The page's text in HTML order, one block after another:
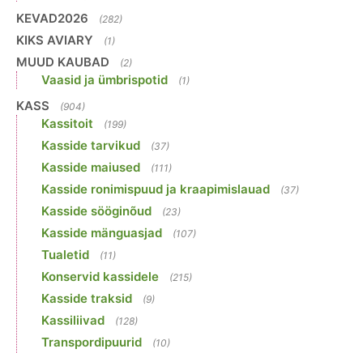
KEVAD2026 (282)
KIKS AVIARY (1)
MUUD KAUBAD (2)
Vaasid ja ümbrispotid (1)
KASS (904)
Kassitoit (199)
Kasside tarvikud (37)
Kasside maiused (111)
Kasside ronimispuud ja kraapimislauad (37)
Kasside sööginõud (23)
Kasside mänguasjad (107)
Tualetid (11)
Konservid kassidele (215)
Kasside traksid (9)
Kassiliivad (128)
Transpordipuurid (10)